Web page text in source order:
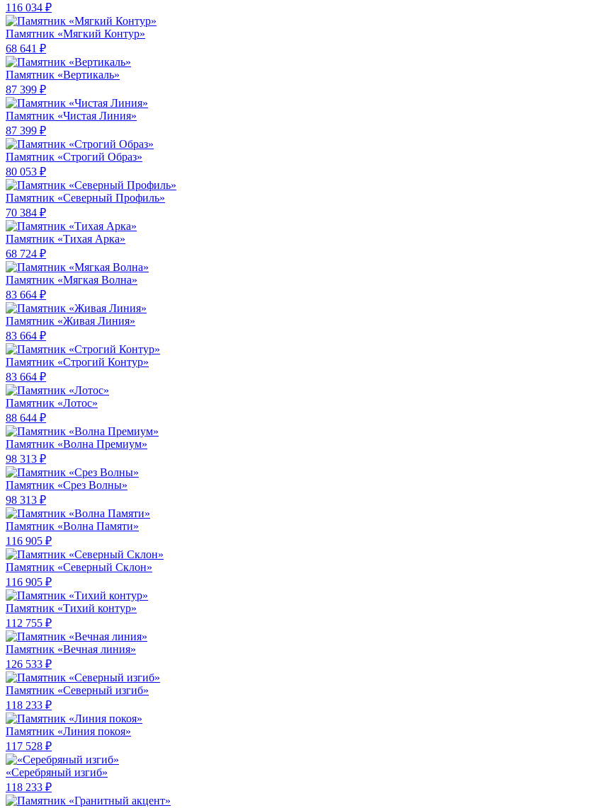
116 034 ₽
Памятник «Мягкий Контур»
68 641 ₽
Памятник «Вертикаль»
87 399 ₽
Памятник «Чистая Линия»
87 399 ₽
Памятник «Строгий Образ»
80 053 ₽
Памятник «Северный Профиль»
70 384 ₽
Памятник «Тихая Арка»
68 724 ₽
Памятник «Мягкая Волна»
83 664 ₽
Памятник «Живая Линия»
83 664 ₽
Памятник «Строгий Контур»
83 664 ₽
Памятник «Лотос»
88 644 ₽
Памятник «Волна Премиум»
98 313 ₽
Памятник «Срез Волны»
98 313 ₽
Памятник «Волна Памяти»
116 905 ₽
Памятник «Северный Склон»
116 905 ₽
Памятник «Тихий контур»
112 755 ₽
Памятник «Вечная линия»
126 533 ₽
Памятник «Северный изгиб»
118 233 ₽
Памятник «Линия покоя»
117 528 ₽
«Серебряный изгиб»
118 233 ₽